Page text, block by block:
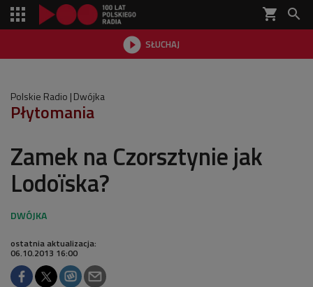
shopping_cart 
 SŁUCHAJ

Polskie Radio Dwójka
Płytomania
Zamek na Czorsztynie jak
Lodoïska?
ostatnia aktualizacja:
06.10.2013 16:00